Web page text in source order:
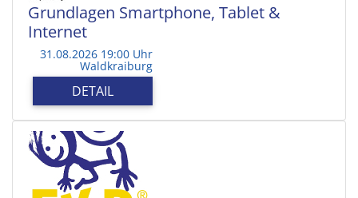
Grundlagen Smartphone, Tablet &
Internet
31.08.2026 19:00 Uhr
Waldkraiburg
DETAIL